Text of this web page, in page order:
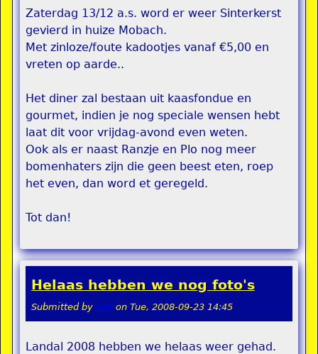
Zaterdag 13/12 a.s. word er weer Sinterkerst
gevierd in huize Mobach.
Met zinloze/foute kadootjes vanaf €5,00 en
vreten op aarde..
Het diner zal bestaan uit kaasfondue en
gourmet, indien je nog speciale wensen hebt
laat dit voor vrijdag-avond even weten.
Ook als er naast Ranzje en Plo nog meer
bomenhaters zijn die geen beest eten, roep
het even, dan word et geregeld.
Tot dan!
Helaas hebben we nog foto's
Submitted by stel on Tue, 2008-09-23 14:45
Landal 2008 hebben we helaas weer gehad.